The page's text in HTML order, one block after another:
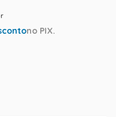
no PIX.